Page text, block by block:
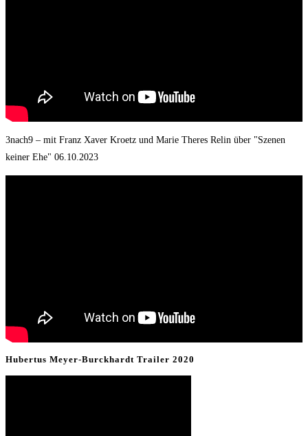
3nach9 – mit Franz Xaver Kroetz und Marie Theres Relin über "Szenen
keiner Ehe" 06.10.2023
Hubertus Meyer-Burckhardt Trailer 2020